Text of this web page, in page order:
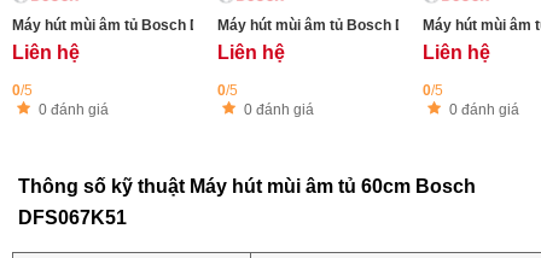
Máy hút mùi âm tủ Bosch DLN57PC60 Series 6 - 52cm - Màu đen
Liên hệ
0/5
0 đánh giá
Máy hút mùi âm tủ Bosch DLN56AC50 Series
Liên hệ
0/5
0 đánh giá
Máy hút mùi âm
Liên hệ
0/5
0 đánh giá
Thông số kỹ thuật Máy hút mùi âm tủ 60cm Bosch
DFS067K51